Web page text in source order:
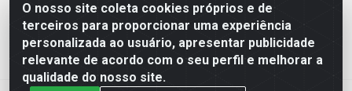
O nosso site coleta cookies próprios e de
terceiros para proporcionar uma experiência
personalizada ao usuário, apresentar publicidade
relevante de acordo com o seu perfil e melhorar a
qualidade do nosso site.
Tel.: (11) 3314 6400
Av Vautier, 468 - Pari - São Paulo/SP